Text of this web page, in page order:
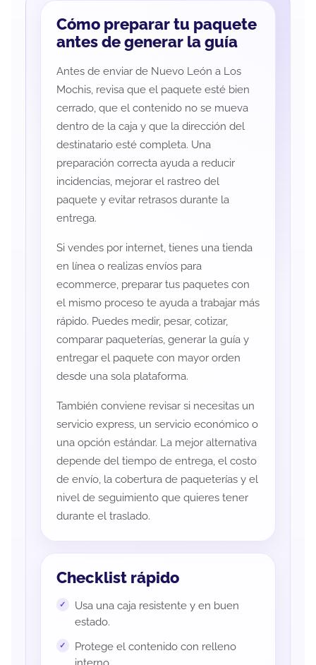
Cómo preparar tu paquete
antes de generar la guía
Antes de enviar de Nuevo León a Los
Mochis, revisa que el paquete esté bien
cerrado, que el contenido no se mueva
dentro de la caja y que la dirección del
destinatario esté completa. Una
preparación correcta ayuda a reducir
incidencias, mejorar el rastreo del
paquete y evitar retrasos durante la
entrega.
Si vendes por internet, tienes una tienda
en línea o realizas envíos para
ecommerce, preparar tus paquetes con
el mismo proceso te ayuda a trabajar más
rápido. Puedes medir, pesar, cotizar,
comparar paqueterías, generar la guía y
entregar el paquete con mayor orden
desde una sola plataforma.
También conviene revisar si necesitas un
servicio express, un servicio económico o
una opción estándar. La mejor alternativa
depende del tiempo de entrega, el costo
de envío, la cobertura de paqueterías y el
nivel de seguimiento que quieres tener
durante el traslado.
Checklist rápido
Usa una caja resistente y en buen
estado.
Protege el contenido con relleno